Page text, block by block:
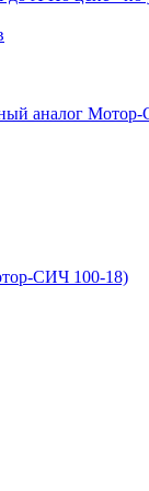
аналог
СИЧ 100-18)